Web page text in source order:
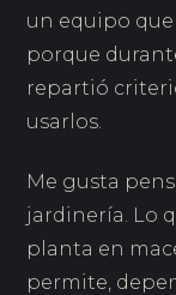
un equipo
porque
repartió
usarlos.
Me gusta
jardinería. Lo
planta en
permite,